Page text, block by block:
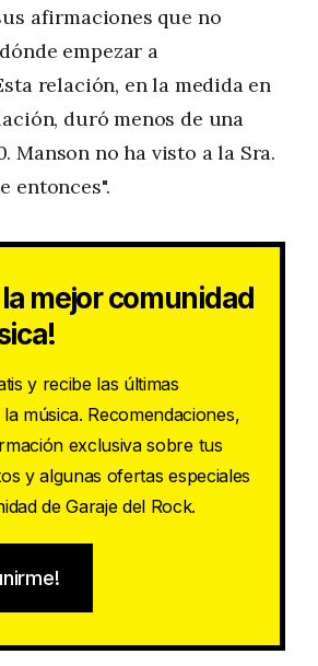
afirmaciones que no
empezar a
relación, en la medida en
duró menos de una
Manson no ha visto a la Sra.
entonces".
la mejor comunidad
y recibe las últimas
música. Recomendaciones,
exclusiva sobre tus
y algunas ofertas especiales
de Garaje del Rock.